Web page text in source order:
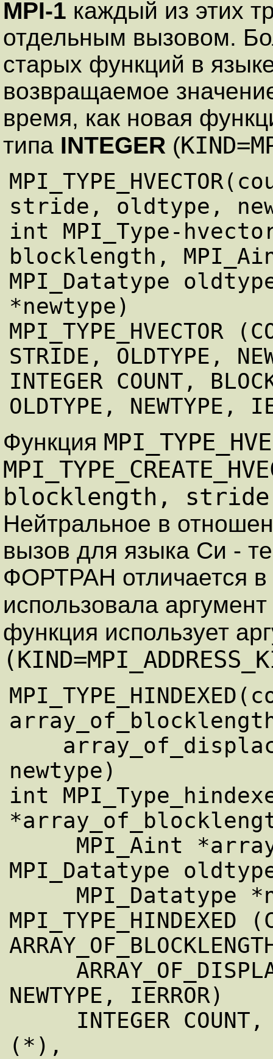
MPI-1 каждый из этих
отдельным вызовом.
старых функций в
возвращаемое
время, как новая
типа INTEGER (
stride, oldtype,
int MPI_Type-
blocklength,
MPI_Datatype
*newtype)
MPI_TYPE_HVECTOR
STRIDE, OLDTYPE,
INTEGER COUNT,
Функция
blocklength,
Нейтральное в
вызов для языка Си -
ФОРТРАН отличается в
использовала аргумент
функция использует
newtype)
int
MPI_Datatype
MPI_TYPE_HINDEXED
NEWTYPE, IERROR)
(*),